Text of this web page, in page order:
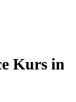
Kurs in